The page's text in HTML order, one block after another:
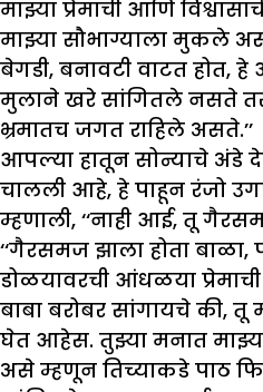
माझ्या प्रेमाची आणि
माझ्या सौभाग्याला मुकले
बेगडी, बनावटी वाटत
मुलाने खरे सांगितले नसते तर
भ्रमातच जगत राहिले असते.’’
आपल्या हातून सोन्याचे अंडे
चालली आहे, हे पाहून रंजो
म्हणाली, ‘‘नाही आई, तू
‘‘गैरसमज झाला होता
डोळयावरची आंधळया
बाबा बरोबर सांगायचे की,
घेत आहेस. तुझ्या मनात
असे म्हणून तिच्याकडे पाठ